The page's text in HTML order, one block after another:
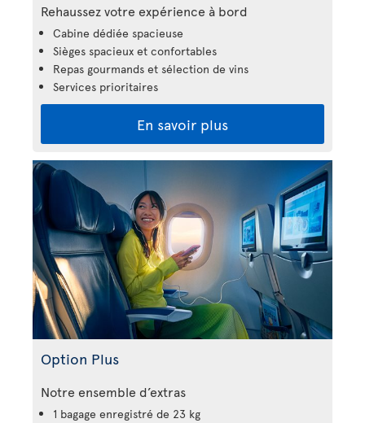
Rehaussez votre expérience à bord
Cabine dédiée spacieuse
Sièges spacieux et confortables
Repas gourmands et sélection de vins
Services prioritaires
En savoir plus
Option Plus
Notre ensemble d’extras
1 bagage enregistré de 23 kg